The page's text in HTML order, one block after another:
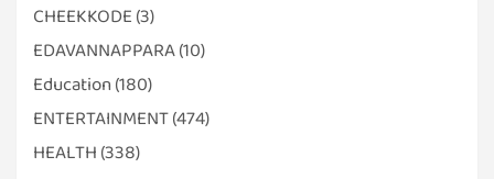
CHEEKKODE (3)
EDAVANNAPPARA(10)
Education (180)
ENTERTAINMENT(474)
HEALTH (338)